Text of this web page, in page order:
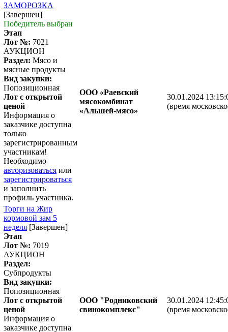
ЗАМОРОЗКА
[Завершен]
Победитель выбран
Этап
Лот №: 7021
АУКЦИОН
Раздел: Мясо и
мясные продукты
Вид закупки:
Попозиционная
Лот с открытой
ценой
Информация о
заказчике доступна
только
зарегистрированным
участникам!
Необходимо
авторизоваться или
зарегистрироваться
и заполнить
профиль участника.
ООО «Раевский
мясокомбинат
«Альшей-мясо»
30.01.2024
(время
Торги на Жир
кормовой зам 5
неделя [Завершен]
Этап
Лот №: 7019
АУКЦИОН
Раздел:
Субпродукты
Вид закупки:
Попозиционная
Лот с открытой
ценой
Информация о
заказчике доступна
ООО "Родниковский
свинокомплекс"
30.01.2024
(время